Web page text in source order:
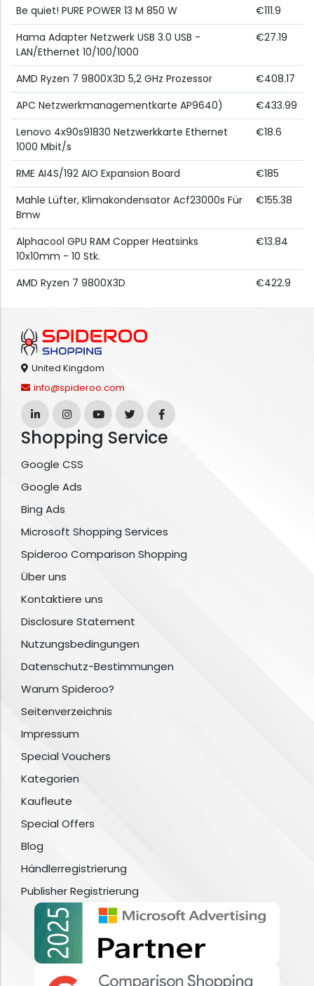
Be quiet! PURE POWER 13 M 850 W
€111.9
Hama Adapter Netzwerk USB 3.0 USB -
LAN/Ethernet 10/100/1000
€27.19
AMD Ryzen 7 9800X3D 5,2 GHz Prozessor
€408.17
APC Netzwerkmanagementkarte AP9640)
€433.99
Lenovo 4x90s91830 Netzwerkkarte Ethernet
1000 Mbit/s
€18.6
RME AI4S/192 AIO Expansion Board
€185
Mahle Lüfter, Klimakondensator Acf23000s Für
Bmw
€155.38
Alphacool GPU RAM Copper Heatsinks
10x10mm - 10 Stk.
€13.84
AMD Ryzen 7 9800X3D €422.9
United Kingdom
info@spideroo.com
Shopping Service
Google CSS
Google Ads
Bing Ads
Microsoft Shopping Services
Spideroo Comparison Shopping
Über uns
Kontaktiere uns
Disclosure Statement
Nutzungsbedingungen
Datenschutz-Bestimmungen
Warum Spideroo?
Seitenverzeichnis
Impressum
Special Vouchers
Kategorien
Kaufleute
Special Offers
Blog
Händlerregistrierung
Publisher Registrierung